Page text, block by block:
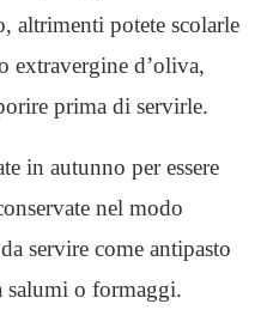
altrimenti potete scolarle
extravergine d’oliva,
prima di servirle.
in autunno per essere
nel modo
servire come antipasto
salumi o formaggi.